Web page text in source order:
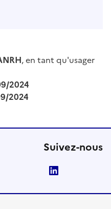
, en tant qu'usager
2024
2024
Suivez-nous